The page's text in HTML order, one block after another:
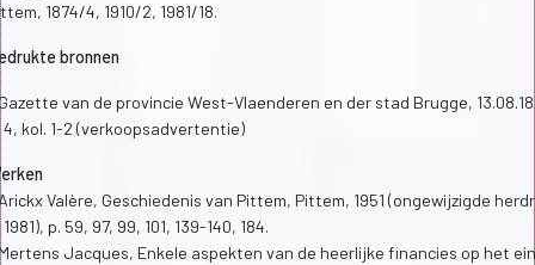
1874/4, 1910/2, 1981/18.
bronnen
van de provincie West-Vlaenderen en der stad Brugge,
4, kol. 1-2 (verkoopsadvertentie)
Valère, Geschiedenis van Pittem, Pittem, 1951 (ongewijzigde
p. 59, 97, 99, 101, 139-140, 184.
Jacques, Enkele aspekten van de heerlijke financies op het